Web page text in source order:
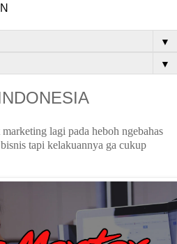
▼
▼
lagi pada heboh ngebahas
tapi kelakuannya ga cukup